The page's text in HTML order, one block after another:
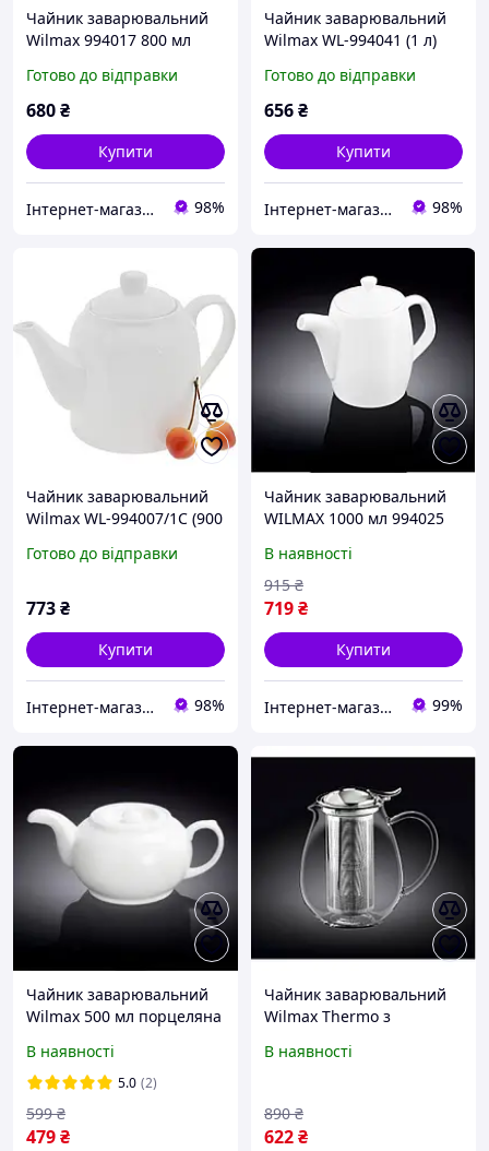
Чайник заварювальний
Wilmax 994017 800 мл
Готово до відправки
680₴
Купити
Інтернет-магазин "E-posud" 98%
Чайник заварювальний
Wilmax WL-994041 (1 л)
Готово до відправки
656₴
Купити
Інтернет-магазин "E-posud" 98%
Чайник заварювальний
Wilmax WL-994007/1C (900
Готово до відправки
773₴
Купити
Інтернет-магазин "E-posud" 98%
Чайник заварювальний
WILMAX 1000 мл 994025
В наявності
719₴
915 ₴
Купити
Інтернет-магазин TopPosud 99%
Чайник заварювальний
Wilmax 500 мл порцеляна
доставкою по Україні
В наявності
5.0 (2)
479₴
599 ₴
Чайник заварювальний
Wilmax Thermo з
888803
В наявності
622₴
890 ₴